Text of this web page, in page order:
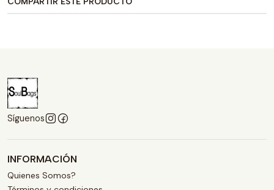
Síguenos
INFORMACIÓN
Quienes Somos?